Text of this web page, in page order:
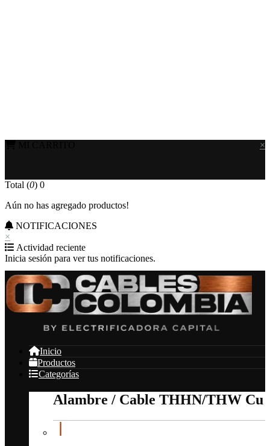
×
Total (0) 0
Aún no has agregado productos!
NOTIFICACIONES
×
Actividad reciente
Inicia sesión para ver tus notificaciones.
Inicio
Productos
Categorías
Alambre / Cable THHN/THW Cu